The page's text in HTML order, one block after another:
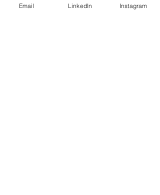
Email LinkedIn Instagram